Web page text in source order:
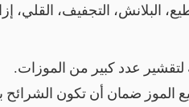
البلانش، التجفيف، القلي،
لتقشير عدد كبير من الموزات.
الموز ضمان أن تكون